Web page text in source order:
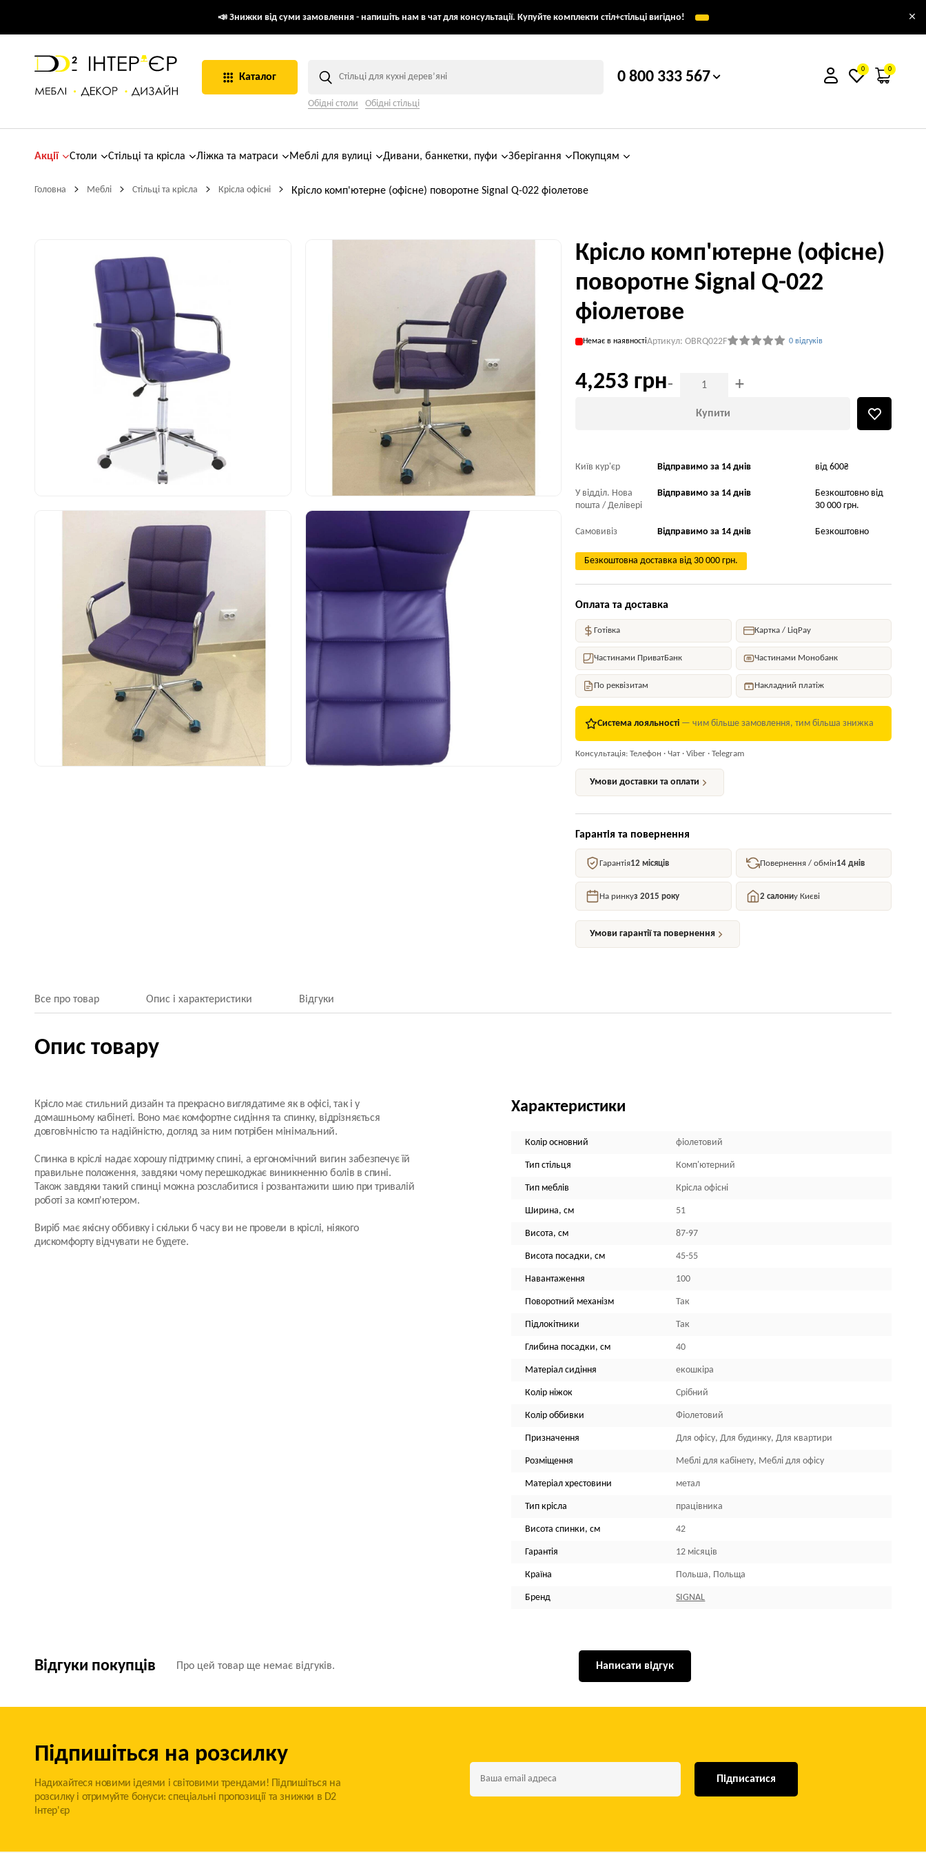
📣 Знижки від суми замовлення - напишіть нам в чат для консультації. Купуйте комплекти стіл+стільці вигідно! ×
Каталог
Обідні столи Обідні стільці
0 800 333 567 0 0
Акції Столи Стільці та крісла Ліжка та матраси Меблі для вулиці Дивани, банкетки, пуфи Зберігання Покупцям
Головна Меблі Стільці та крісла Крісла офісні Крісло комп'ютерне (офісне) поворотне Signal Q-022 фіолетове
Крісло комп'ютерне (офісне)
поворотне Signal Q-022
фіолетове
Немає в наявностіАртикул: OBRQ022F 0 відгуків
4,253 грн- +
Купити
Київ кур'єр Відправимо за 14 днів від 600₴
У відділ. Нова
пошта / Делівері
Відправимо за 14 днів
Безкоштовно від
30 000 грн.
Самовивіз Відправимо за 14 днів Безкоштовно
Безкоштовна доставка від 30 000 грн.
Оплата та доставка
Готівка Картка / LiqPay
Частинами ПриватБанк Частинами Монобанк
По реквізитам Накладний платіж
Система лояльності — чим більше замовлення, тим більша знижка
Консультація: Телефон · Чат · Viber · Telegram
Умови доставки та оплати
Гарантія та повернення
Гарантія12 місяців Повернення / обмін14 днів
На ринкуз 2015 року 2 салониу Києві
Умови гарантії та повернення
Все про товар Опис і характеристики Відгуки
Опис товару
Крісло має стильний дизайн та прекрасно виглядатиме як в офісі, так і у
домашньому кабінеті. Воно має комфортне сидіння та спинку, відрізняється
довговічністю та надійністю, догляд за ним потрібен мінімальний.
Спинка в кріслі надає хорошу підтримку спині, а ергономічний вигин забезпечує їй
правильне положення, завдяки чому перешкоджає виникненню болів в спині.
Також завдяки такий спинці можна розслабитися і розвантажити шию при тривалій
роботі за комп'ютером.
Виріб має якісну оббивку і скільки б часу ви не провели в кріслі, ніякого
дискомфорту відчувати не будете.
Характеристики
Колір основний фіолетовий
Тип стільця Комп'ютерний
Тип меблів Крісла офісні
Ширина, см 51
Висота, см 87-97
Висота посадки, см 45-55
Навантаження 100
Поворотний механізм Так
Підлокітники Так
Глибина посадки, см 40
Матеріал сидіння екошкіра
Колір ніжок Срібний
Колір оббивки Фіолетовий
Призначення Для офісу, Для будинку, Для квартири
Розміщення Меблі для кабінету, Меблі для офісу
Матеріал хрестовини метал
Тип крісла працівника
Висота спинки, см 42
Гарантія 12 місяців
Країна Польша, Польща
Бренд SIGNAL
Відгуки покупців Про цей товар ще немає відгуків. Написати відгук
Підпишіться на розсилку
Надихайтеся новими ідеями і світовими трендами! Підпишіться на
розсилку і отримуйте бонуси: спеціальні пропозиції та знижки в D2
Інтер'єр
Підписатися